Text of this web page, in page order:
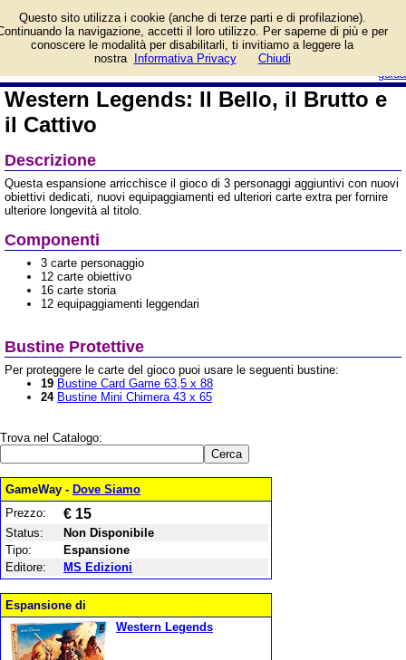
guida
Legends: Il Bello, il Brutto
e il Cattivo e prezzo di
vendita. Prodotto da MS Edizioni
Western Legends: Il Bello, il Brutto e
il Cattivo
Descrizione
Questa espansione arricchisce il gioco di 3 personaggi aggiuntivi con nuovi
obiettivi dedicati, nuovi equipaggiamenti ed ulteriori carte extra per fornire
ulteriore longevità al titolo.
Componenti
3 carte personaggio
12 carte obiettivo
16 carte storia
12 equipaggiamenti leggendari
Bustine Protettive
Per proteggere le carte del gioco puoi usare le seguenti bustine:
19 Bustine Card Game 63,5 x 88
24 Bustine Mini Chimera 43 x 65
Trova nel Catalogo:
GameWay - Dove Siamo
Prezzo:
€ 15
Status:
Non Disponibile
Tipo:
Espansione
Editore:
MS Edizioni
Espansione di
Western Legends
Questo sito utilizza i cookie (anche di terze parti e di profilazione).
la navigazione, accetti il loro utilizzo. Per saperne di più e per
conoscere le modalità per disabilitarli, ti invitiamo a leggere la
nostra
Informativa Privacy Chiudi